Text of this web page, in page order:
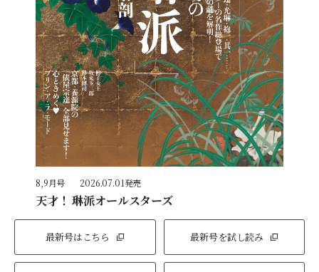
8,9月号 2026.07.01発売
天才！ 琳派オールスターズ
最新号はこちら 最新号を試し読み